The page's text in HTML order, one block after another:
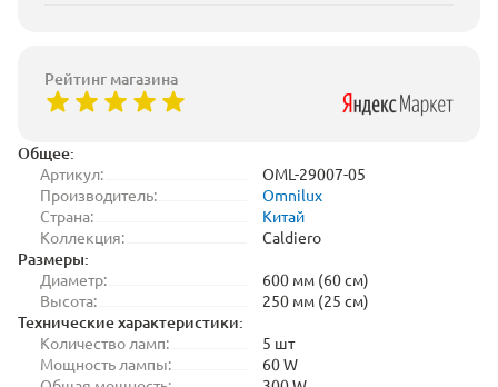
Общее:
Артикул:
OML-29007-05
Производитель:
Omnilux
Страна:
Китай
Коллекция:
Caldiero
Размеры:
Диаметр:
600 мм (60 см)
Высота:
250 мм (25 см)
Технические характеристики:
Количество ламп:
5 шт
Мощность лампы:
60 W
Рейтинг магазина